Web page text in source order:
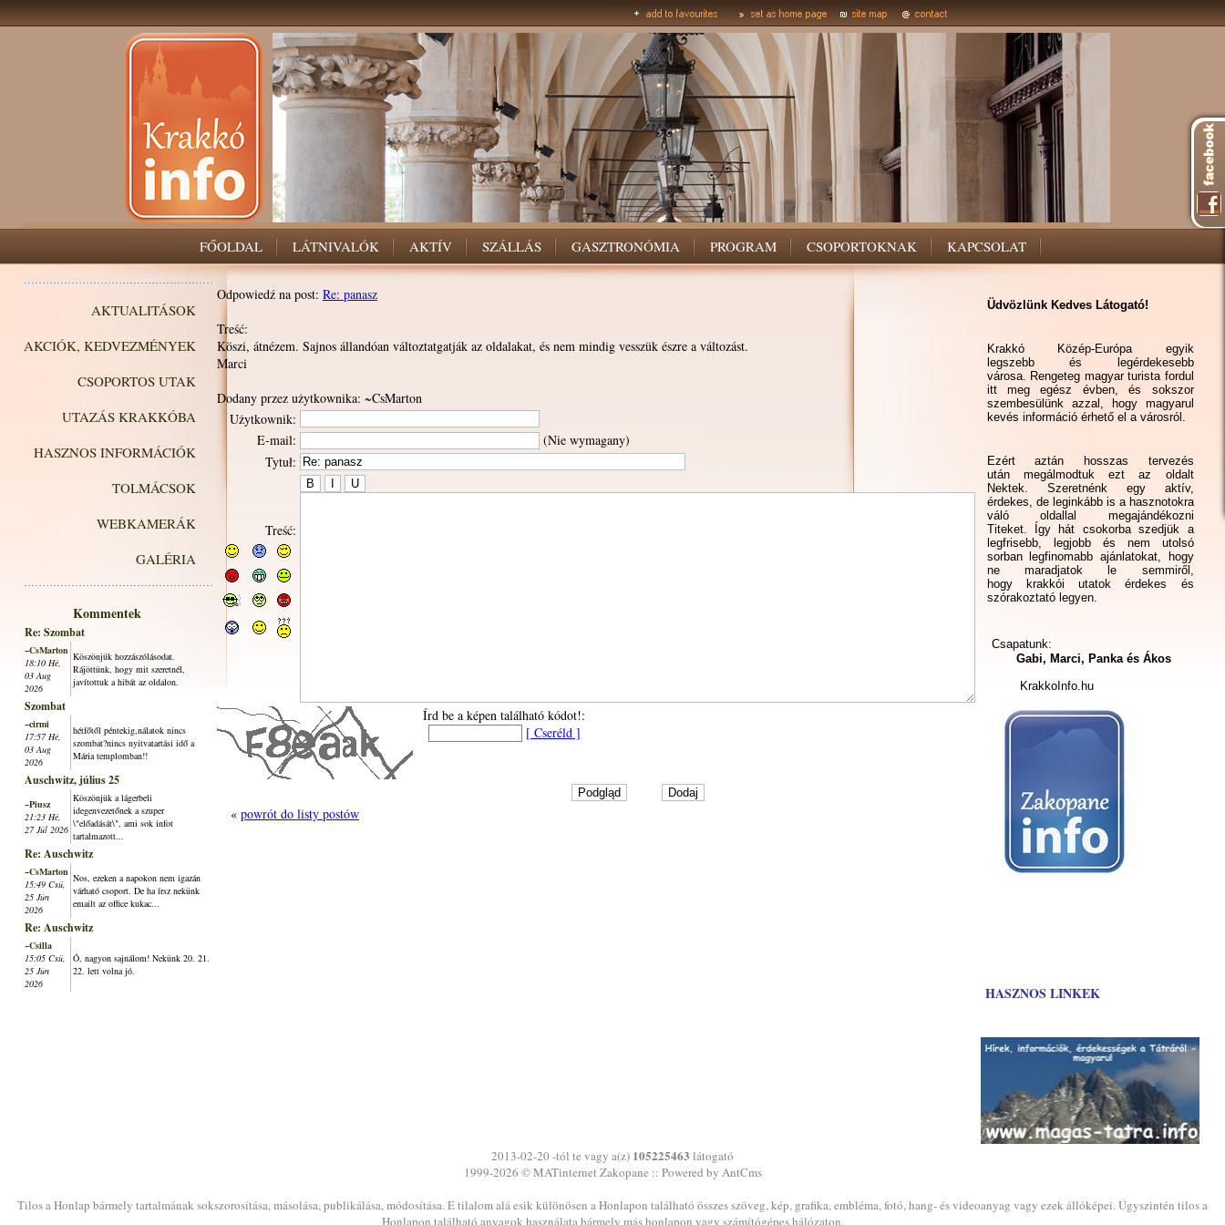
FŐOLDAL LÁTNIVALÓK AKTÍV SZÁLLÁS GASZTRONÓMIA PROGRAM CSOPORTOKNAK KAPCSOLAT
AKTUALITÁSOK
AKCIÓK, KEDVEZMÉNYEK
CSOPORTOS UTAK
UTAZÁS KRAKKÓBA
HASZNOS INFORMÁCIÓK
TOLMÁCSOK
WEBKAMERÁK
GALÉRIA
Kommentek
Re: Szombat
~CsMarton
18:10 Hé,
03 Aug
2026
Köszönjük hozzászólásodat.
Rájöttünk, hogy mit szeretnél,
javítottuk a hibát az oldalon.
Szombat
~cirmi
17:57 Hé,
03 Aug
2026
hétfőtől péntekig,nálatok nincs
szombat?nincs nyitvatartási idő a
Mária templomban!!
Auschwitz, július 25
~Piusz
21:23 Hé,
27 Júl 2026
Köszönjük a lágerbeli
idegenvezetőnek a szuper
\"előadását\", ami sok infot
tartalmazott...
Re: Auschwitz
~CsMarton
15:49 Csü,
25 Jún
2026
Nos, ezeken a napokon nem igazán
várható csoport. De ha írsz nekünk
emailt az office kukac...
Re: Auschwitz
~Csilla
15:05 Csü,
25 Jún
2026
Ó, nagyon sajnálom! Nekünk 20. 21.
22. lett volna jó.
Odpowiedź na post: Re: panasz
Treść:
Köszi, átnézem. Sajnos állandóan változtatgatják az oldalakat, és nem mindig vesszük észre a változást.
Marci
Dodany przez użytkownika: ~CsMarton
Użytkownik:
E-mail:
(Nie wymagany)
Tytuł:
Treść:
Írd be a képen található kódot!:
[ Cseréld ]
« powrót do listy postów
Üdvözlünk Kedves Látogató!
Krakkó Közép-Európa egyik
legszebb és legérdekesebb
városa. Rengeteg magyar turista fordul
itt meg egész évben, és sokszor
szembesülünk azzal, hogy magyarul
kevés információ érhető el a városról.
Ezért aztán hosszas tervezés
után megálmodtuk ezt az oldalt
Nektek. Szeretnénk egy aktív,
érdekes, de leginkább is a hasznotokra
váló oldallal megajándékozni
Titeket. Így hát csokorba szedjük a
legfrisebb, legjobb és nem utolsó
sorban legfinomabb ajánlatokat, hogy
ne maradjatok le semmiről,
hogy krakkói utatok érdekes és
szórakoztató legyen.
Csapatunk:
Gabi, Marci, Panka és Ákos
KrakkoInfo.hu
HASZNOS LINKEK
2013-02-20 -tól te vagy a(z) 105225463 látogató
1999-2026 ©MATinternet Zakopane :: Powered by AntCms
Tilos a Honlap bármely tartalmának sokszorosítása, másolása, publikálása, módosítása. E tilalom alá esik különösen a Honlapon található összes szöveg, kép, grafika, embléma, fotó, hang- és videoanyag vagy ezek állóképei. Úgyszintén tilos a
Honlapon található anyagok használata bármely más honlapon vagy számítógépes hálózaton.